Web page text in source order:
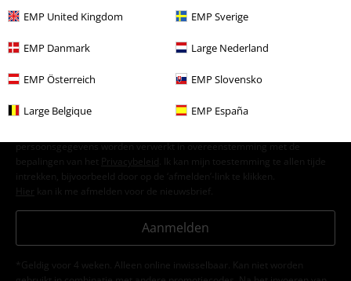
EMP United Kingdom EMP Sverige
EMP Danmark Large Nederland
EMP Österreich EMP Slovensko
Large Belgique EMP España
korting!Meer info
Ik geef hierbij toestemming om de Large-nieuwsbrief te ontvangen en ga
ermee akkoord dat Large Popmerchandising B.V. mijn persoonsgegevens
persoonsgegevens worden verwerkt in overeenstemming met de
bepalingen van het
Privacybeleid . Ik kan mijn toestemming te allen tijde
intrekken, bijvoorbeeld door op de ‘afmelden’-link te klikken.
Hier kan ik me afmelden voor de nieuwsbrief.
Aanmelden
*Geldig voor 4 weken. Alleen online inwisselbaar. Kan niet worden